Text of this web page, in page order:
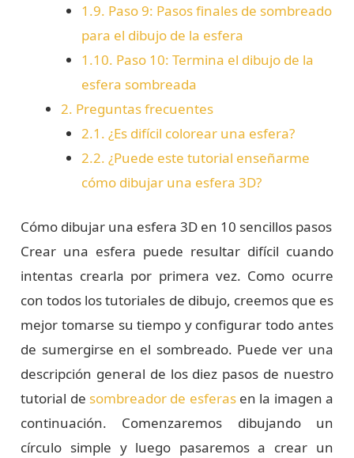
1.9. Paso 9: Pasos finales de sombreado
para el dibujo de la esfera
1.10. Paso 10: Termina el dibujo de la
esfera sombreada
2. Preguntas frecuentes
2.1. ¿Es difícil colorear una esfera?
2.2. ¿Puede este tutorial enseñarme
cómo dibujar una esfera 3D?
Cómo dibujar una esfera 3D en 10 sencillos pasos
Crear una esfera puede resultar difícil cuando
intentas crearla por primera vez. Como ocurre
con todos los tutoriales de dibujo, creemos que es
mejor tomarse su tiempo y configurar todo antes
de sumergirse en el sombreado. Puede ver una
descripción general de los diez pasos de nuestro
tutorial de sombreador de esferasen la imagen a
continuación. Comenzaremos dibujando un
círculo simple y luego pasaremos a crear un